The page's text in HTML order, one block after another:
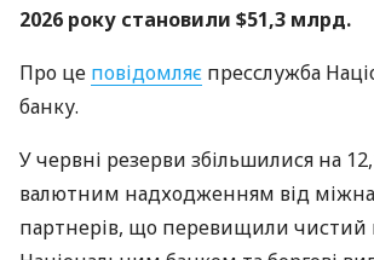
2026 року становили $51,3 млрд.
Про це повідомляє пресслужба
банку.
У червні резерви збільшилися на
валютним надходженням від
партнерів, що перевищили